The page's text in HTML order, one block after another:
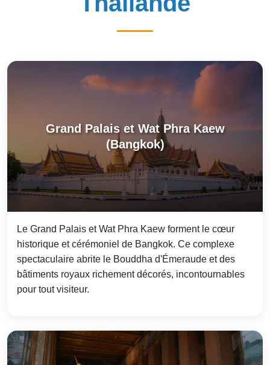
Grand Palais et Wat Phra Kaew
(Bangkok)
Le Grand Palais et Wat Phra Kaew forment le cœur
historique et cérémoniel de Bangkok. Ce complexe
spectaculaire abrite le Bouddha d'Émeraude et des
bâtiments royaux richement décorés, incontournables
pour tout visiteur.